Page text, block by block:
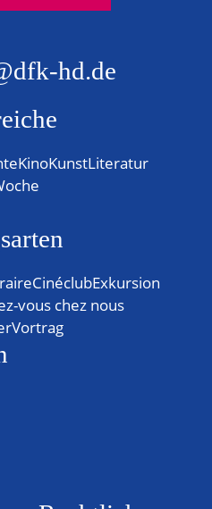
hd.de
KinoKunstLiteratur
CinéclubExkursion
vous chez nous
Vortrag